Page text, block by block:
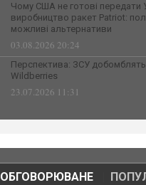
Чому США не готові передати
виробництво ракет Patriot:
можливі альтернативи
03.08.2026 20:24
Перспектива: ЗСУ добомблять
Wildberries
23.07.2026 11:31
ОБГОВОРЮВАНЕ|